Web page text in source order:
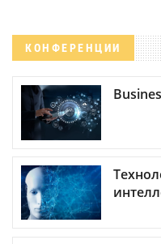
КОНФЕРЕНЦИИ